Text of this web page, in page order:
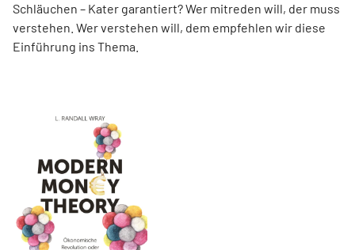
Schläuchen – Kater garantiert? Wer mitreden will, der muss
verstehen. Wer verstehen will, dem empfehlen wir diese
Einführung ins Thema.